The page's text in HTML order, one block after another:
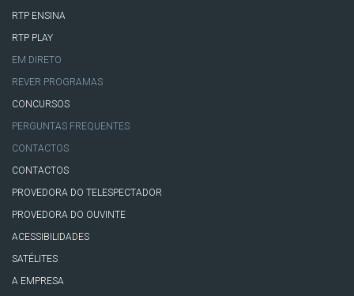
RTP ENSINA
RTP PLAY
EM DIRETO
REVER PROGRAMAS
CONCURSOS
PERGUNTAS FREQUENTES
CONTACTOS
CONTACTOS
PROVEDORA DO TELESPECTADOR
PROVEDORA DO OUVINTE
ACESSIBILIDADES
SATÉLITES
A EMPRESA